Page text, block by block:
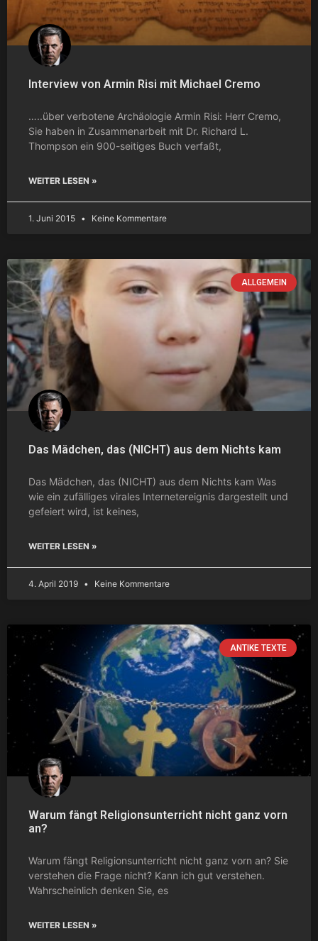
Interview von Armin Risi mit Michael Cremo
…..über verbotene Archäologie Armin Risi: Herr Cremo,
Sie haben in Zusammenarbeit mit Dr. Richard L.
Thompson ein 900-seitiges Buch verfaßt,
WEITER LESEN »
1. Juni 2015 Keine Kommentare
ALLGEMEIN
Das Mädchen, das (NICHT) aus dem Nichts kam
Das Mädchen, das (NICHT) aus dem Nichts kam Was
wie ein zufälliges virales Internetereignis dargestellt und
gefeiert wird, ist keines,
WEITER LESEN »
4. April 2019 Keine Kommentare
ANTIKE TEXTE
Warum fängt Religionsunterricht nicht ganz vorn
an?
Warum fängt Religionsunterricht nicht ganz vorn an? Sie
verstehen die Frage nicht? Kann ich gut verstehen.
Wahrscheinlich denken Sie, es
WEITER LESEN »